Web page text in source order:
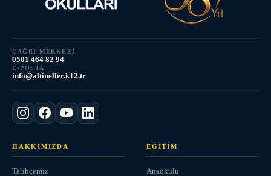
ÇAĞRI MERKEZI
0501 464 82 94
E-POSTA
info@altineller.k12.tr
HAKKIMIZDA
Tarihçemiz
EĞITIM
Anaokulu